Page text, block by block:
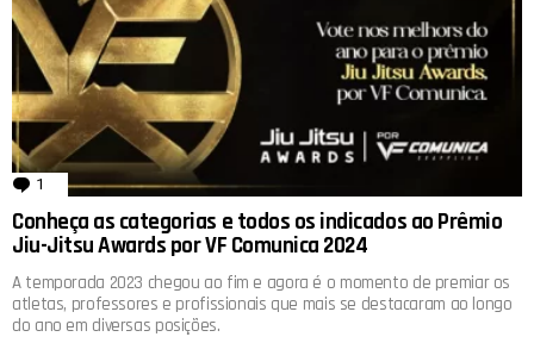
1 comentário
Conheça as categorias e todos os indicados ao Prêmio
Jiu-Jitsu Awards por VF Comunica 2024
A temporada 2023 chegou ao fim e agora é o momento de premiar os
atletas, professores e profissionais que mais se destacaram ao longo
do ano em diversas posições.